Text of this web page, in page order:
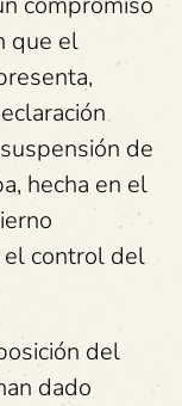
que el
de
hecha en el
el control del
del
dado